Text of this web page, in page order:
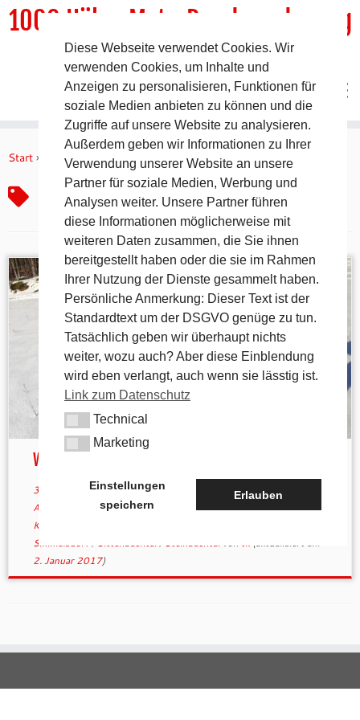
Inhalt
1000 HöhenMeterRundwanderweg
DER Rundwanderweg um Pommelsbrunn
Start » Fränkischer Albverein
Fränkischer Albverein
Wandern im Winter
30. Dezember 2016inandere Wanderwege
verschlagwortet
Altdorf
Fränkischer Albverein Hersbruck/Hirschwald/Kastl/
Königstein
Simmelsdorf / Sittenbachtal/ Steinbachtal von tk(aktualisiert am
2. Januar 2017)
Diese Webseite verwendet Cookies. Wir
verwenden Cookies, um Inhalte und
Anzeigen zu personalisieren, Funktionen für
soziale Medien anbieten zu können und die
Zugriffe auf unsere Website zu analysieren.
Außerdem geben wir Informationen zu Ihrer
Verwendung unserer Website an unsere
Partner für soziale Medien, Werbung und
Analysen weiter. Unsere Partner führen
diese Informationen möglicherweise mit
weiteren Daten zusammen, die Sie ihnen
bereitgestellt haben oder die sie im Rahmen
Ihrer Nutzung der Dienste gesammelt haben.
Persönliche Anmerkung: Dieser Text ist der
Standardtext um der DSGVO genüge zu tun.
Tatsächlich geben wir überhaupt nichts
weiter, wozu auch? Aber diese Einblendung
wird eben verlangt, auch wenn sie lässtig ist.
Link zum Datenschutz
TechnicalTechnical
MarketingMarketing
Einstellungen
speichern
Erlauben